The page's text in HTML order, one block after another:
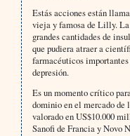
Estás acciones están
vieja y famosa de Lilly.
grandes cantidades de
que pudiera atraer a
farmacéuticos
depresión.
Es un momento crítico
dominio en el mercado de
valorado en US$10.000
Sanofi de Francia y Novo